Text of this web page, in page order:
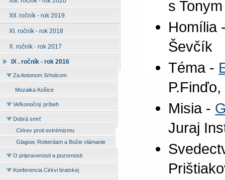
XII. ročník - rok 2019
XI. ročník - rok 2018
X. ročník - rok 2017
IX . ročník - rok 2016
Za Antonom Srholcom
Mozaika Košice
Veľkonočný príbeh
Dobrá smrť
Cirkev proti extrémizmu
Glagow, Rotterdam a Božie vlámanie
O pripravenosti a pozornosti
Konferencia Cirkvi bratskej
s
Homília
Ševčík
Téma -
Misia -
Juraj